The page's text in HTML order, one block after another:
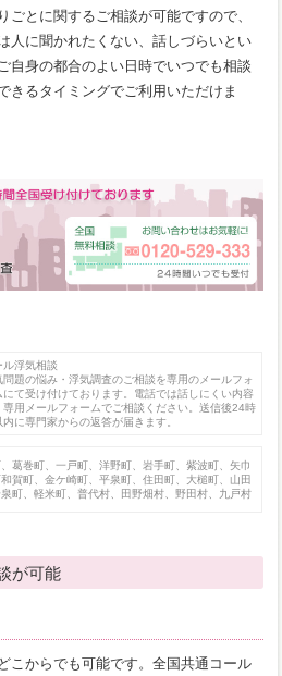
ごとに関するご相談が可能ですので、
人に聞かれたくない、話しづらいとい
自身の都合のよい日時でいつでも相談
きるタイミングでご利用いただけま
ル浮気相談
問題の悩み・浮気調査のご相談を専用のメールフォ
にて受け付けております。電話では話しにくい内容
専用メールフォームでご相談ください。送信後24時
内に専門家からの返答が届きます。
葛巻町、一戸町、洋野町、岩手町、紫波町、矢巾
賀町、金ケ崎町、平泉町、住田町、大槌町、山田
町、軽米町、普代村、田野畑村、野田村、九戸村
が可能
こからでも可能です。全国共通コール